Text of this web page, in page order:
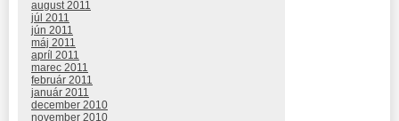
august 2011
júl 2011
jún 2011
máj 2011
apríl 2011
marec 2011
február 2011
január 2011
december 2010
november 2010